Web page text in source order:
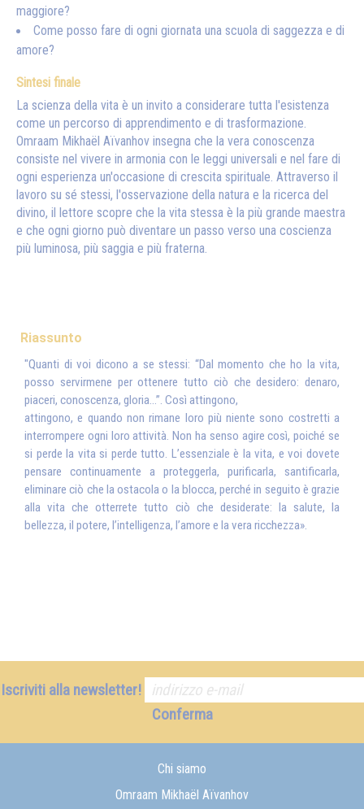
maggiore?
Come posso fare di ogni giornata una scuola di saggezza e di
amore?
Sintesi finale
La scienza della vita è un invito a considerare tutta l'esistenza
come un percorso di apprendimento e di trasformazione.
Omraam Mikhaël Aïvanhov insegna che la vera conoscenza
consiste nel vivere in armonia con le leggi universali e nel fare di
ogni esperienza un'occasione di crescita spirituale. Attraverso il
lavoro su sé stessi, l'osservazione della natura e la ricerca del
divino, il lettore scopre che la vita stessa è la più grande maestra
e che ogni giorno può diventare un passo verso una coscienza
più luminosa, più saggia e più fraterna.
Riassunto
"Quanti di voi dicono a se stessi: “Dal momento che ho la vita,
posso servirmene per ottenere tutto ciò che desidero: denaro,
piaceri, conoscenza, gloria...”. Così attingono,
attingono, e quando non rimane loro più niente sono costretti a
interrompere ogni loro attività. Non ha senso agire così, poiché se
si perde la vita si perde tutto. L’essenziale è la vita, e voi dovete
pensare continuamente a proteggerla, purificarla, santificarla,
eliminare ciò che la ostacola o la blocca, perché in seguito è grazie
alla vita che otterrete tutto ciò che desiderate: la salute, la
bellezza, il potere, l’intelligenza, l’amore e la vera ricchezza».
Iscriviti alla newsletter!
Conferma
Chi siamo
Omraam Mikhaël Aïvanhov